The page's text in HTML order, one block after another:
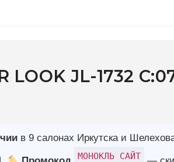
Промокод — скидка 10%